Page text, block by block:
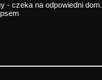
- czeka na odpowiedni dom.